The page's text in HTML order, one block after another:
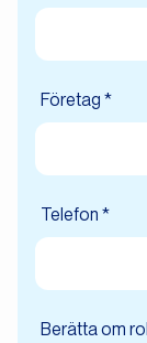
Företag *
Telefon *
Berätta om